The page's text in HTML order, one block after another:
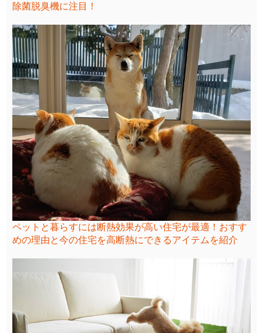
除菌脱臭機に注目！
ペットと暮らすには断熱効果が高い住宅が最適！おすす
めの理由と今の住宅を高断熱にできるアイテムを紹介